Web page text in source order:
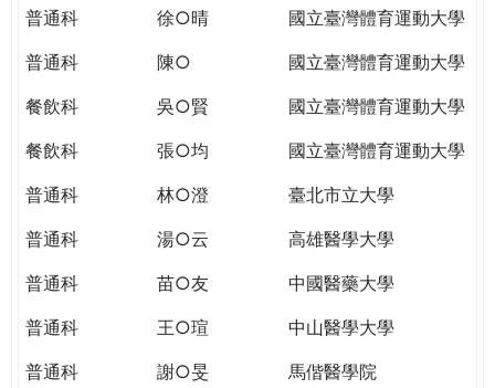
THE
CITIZENSHIP
普通科
徐○晴
國立臺灣體育運動大學
普通科
陳○
國立臺灣體育運動大學
餐飲科
吳○賢
國立臺灣體育運動大學
餐飲科
張○均
國立臺灣體育運動大學
普通科
林○澄
臺北市立大學
普通科
湯○云
高雄醫學大學
普通科
苗○友
中國醫藥大學
普通科
王○瑄
中山醫學大學
普通科
謝○旻
馬偕醫學院